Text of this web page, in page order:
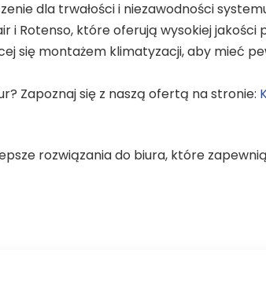
dla trwałości i niezawodności
i Rotenso, które oferują wysokiej
się montażem klimatyzacji, aby mieć
Zapoznaj się z naszą ofertą na stronie:
rozwiązania do biura, które